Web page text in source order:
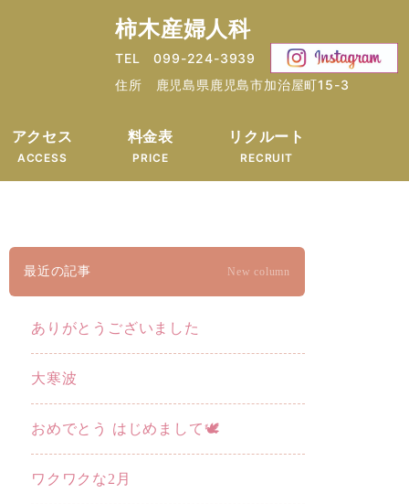
柿木産婦人科
TEL 099-224-3939
住所 鹿児島県鹿児島市加治屋町15-3
アクセス
ACCESS
料金表
PRICE
リクルート
RECRUIT
最近の記事 New column
ありがとうございました
大寒波
おめでとう はじめまして🕊️
ワクワクな2月